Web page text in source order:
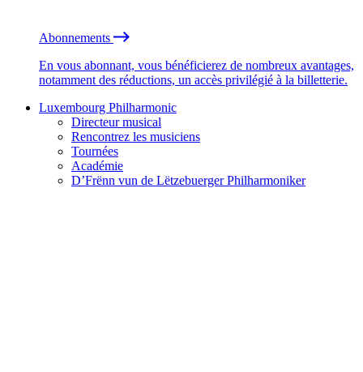
Abonnements
En vous abonnant, vous bénéficierez de nombreux avantages,
notamment des réductions, un accès privilégié à la billetterie.
Luxembourg Philharmonic
Directeur musical
Rencontrez les musiciens
Tournées
Académie
D’Frënn vun de Lëtzebuerger Philharmoniker